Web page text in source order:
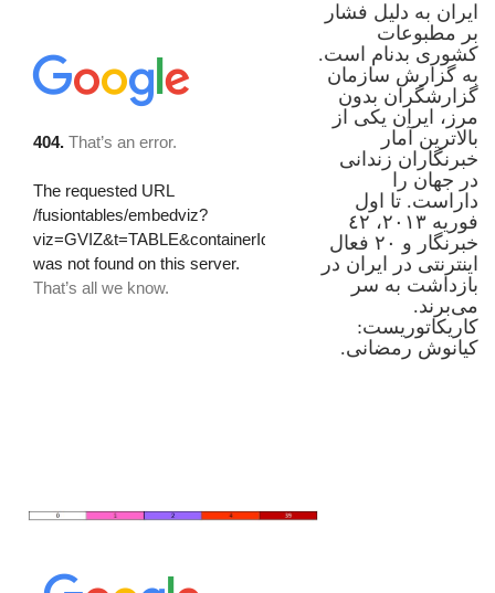
ایران به دلیل فشار
بر مطبوعات
کشوری بدنام است.
به گزارش سازمان
گزارشگران بدون
مرز، ایران یکی از
بالاترین آمار
خبرنگاران زندانی
در جهان را
داراست. تا اول
فوریه ٢٠١٣، ٤٢
خبرنگار و ٢٠ فعال
اینترنتی در ایران در
بازداشت به سر
می‌برند.
کاریکاتوریست:
کیانوش رمضانی.